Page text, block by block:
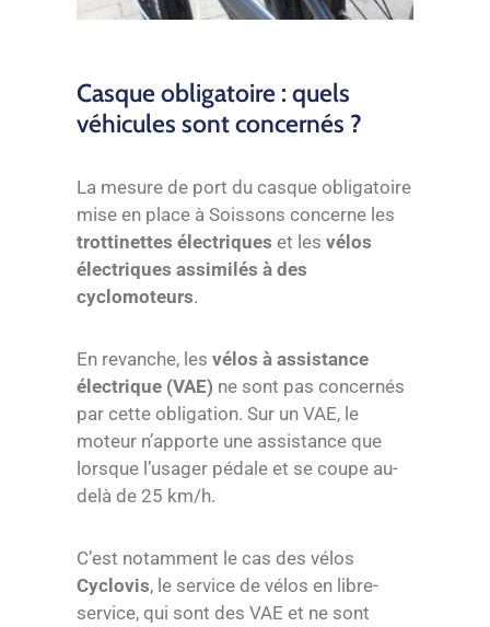
Casque obligatoire : quels
véhicules sont concernés ?
La mesure de port du casque obligatoire
mise en place à Soissons concerne les
trottinettes électriques et les vélos
électriques assimilés à des
cyclomoteurs.
En revanche, les vélos à assistance
électrique (VAE) ne sont pas concernés
par cette obligation. Sur un VAE, le
moteur n’apporte une assistance que
lorsque l’usager pédale et se coupe au-
delà de 25 km/h.
C’est notamment le cas des vélos
Cyclovis, le service de vélos en libre-
service, qui sont des VAE et ne sont